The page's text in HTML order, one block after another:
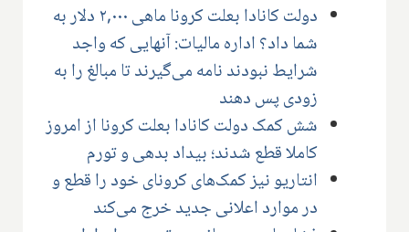
دولت کانادا بعلت کرونا ماهی ۲,۰۰۰ دلار به
شما داد؟ اداره مالیات: آنهایی که واجد
شرایط نبودند نامه می‌گیرند تا مبالغ را به
زودی پس دهند
شش کمک دولت کانادا بعلت کرونا از امروز
کاملا قطع شدند؛ بیداد بدهی و تورم
انتاریو نیز کمک‌های کرونای خود را قطع و
در موارد اعلانی جدید خرج می‌کند